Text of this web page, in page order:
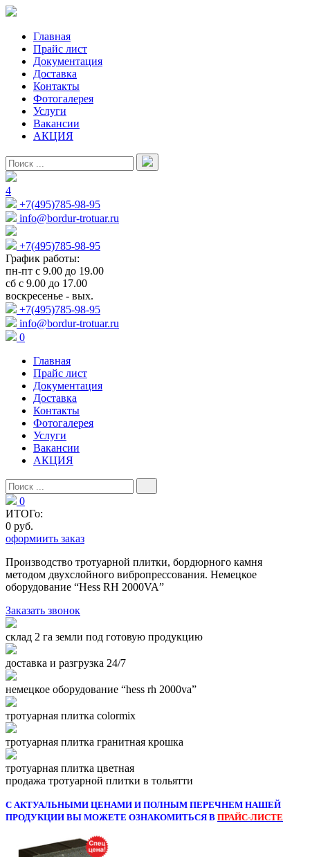
Главная
Прайс лист
Документация
Доставка
Контакты
Фотогалерея
Услуги
Вакансии
АКЦИЯ
4
+7(495)785-98-95
info@bordur-trotuar.ru
+7(495)785-98-95
График работы:
пн-пт с 9.00 до 19.00
сб с 9.00 до 17.00
воскресенье - вых.
+7(495)785-98-95
info@bordur-trotuar.ru
0
Главная
Прайс лист
Документация
Доставка
Контакты
Фотогалерея
Услуги
Вакансии
АКЦИЯ
0
ИТОГо:
0 руб.
оформиить заказ
Производство тротуарной плитки, бордюрного камня
методом двухслойного вибропресcования. Немецкое
оборудование “Hess RH 2000VA”
Заказать звонок
склад 2 га земли под готовую продукцию
доставка и разгрузка 24/7
немецкое оборудование “hess rh 2000va”
тротуарная плитка colormix
тротуарная плитка гранитная крошка
тротуарная плитка цветная
продажа тротуарной плитки в тольятти
С АКТУАЛЬНЫМИ ЦЕНАМИ И ПОЛНЫМ ПЕРЕЧНЕМ НАШЕЙ
ПРОДУКЦИИ ВЫ МОЖЕТЕ ОЗНАКОМИТЬСЯ В ПРАЙС-ЛИСТЕ